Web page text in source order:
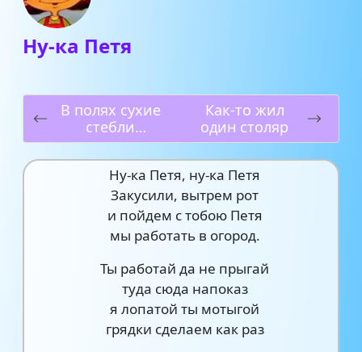
Ну-ка Петя
В полях сухие
стебли
кукурузы
Как-то жил
один столяр
Ну-ка Петя, ну-ка Петя
Закусили, вытрем рот
и пойдем с тобою Петя
мы работать в огород.
Ты работай да не прыгай
туда сюда напоказ
я лопатой ты мотыгой
грядки сделаем как раз